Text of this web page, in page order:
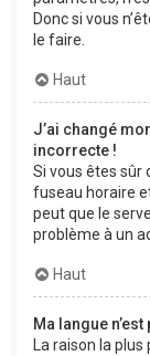
Donc si vous
le faire.
Haut
J’ai changé
incorrecte !
Si vous êtes sûr
fuseau horaire
peut que le
problème à un
Haut
Ma langue
La raison la